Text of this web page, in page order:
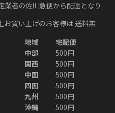
者の佐川急便から配達となり
お買い上げのお客様は 送料無
地域
宅配便
中部
500円
関西
500円
中国
500円
四国
500円
九州
500円
沖縄
500円